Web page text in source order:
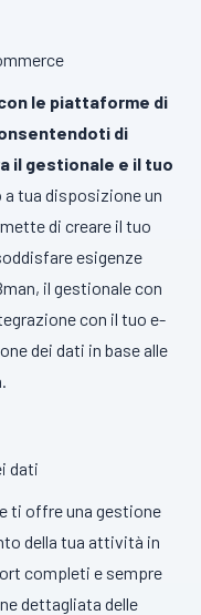
le piattaforme di
di
il gestionale e il tuo
tua disposizione un
di creare il tuo
esigenze
il gestionale con
con il tuo e-
dei dati in base alle
dati
ti offre una gestione
della tua attività in
completi e sempre
dettagliata delle